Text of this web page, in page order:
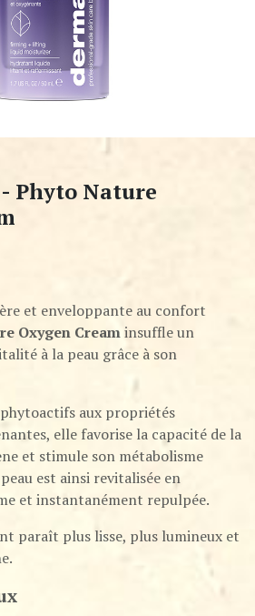
Phyto Nature
et enveloppante au confort
Oxygen Creaminsuffle un
à la peau grâce à son
aux propriétés
elle favorise la capacité de la
et stimule son métabolisme
est ainsi revitalisée en
et instantanément repulpée.
paraît plus lisse, plus lumineux et